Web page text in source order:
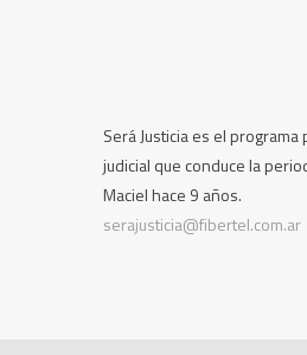
Será Justicia es el
judicial que conduce la
Maciel hace 9 años.
serajusticia@fibertel.com.ar